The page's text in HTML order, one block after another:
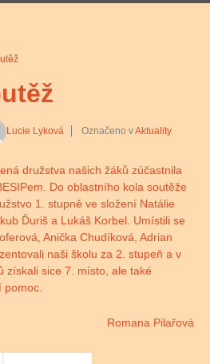
Lucie Lyková Označeno vAktuality
družstva našich žáků zúčastnila
Do oblastního kola soutěže
1. stupně ve složení Natálie
Ďuriš a Lukáš Korbel. Umístili se
Anička Chudíková, Adrian
naši školu za 2. stupeň a v
získali sice 7. místo, ale také
pomoc.
Romana Pilařová